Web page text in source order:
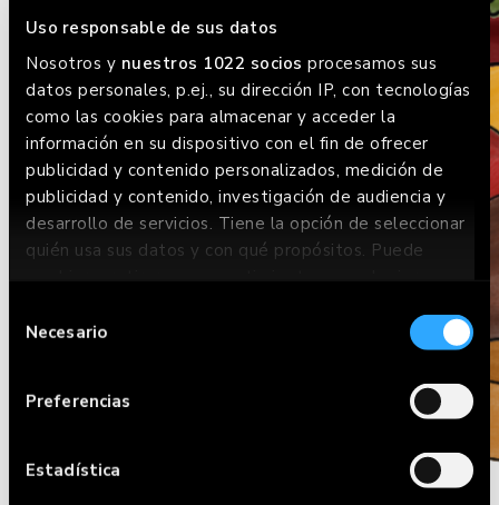
Uso responsable de sus datos
Nosotros y nuestros 1022 socios procesamos sus
datos personales, p.ej., su dirección IP, con tecnologías
como las cookies para almacenar y acceder la
información en su dispositivo con el fin de ofrecer
publicidad y contenido personalizados, medición de
publicidad y contenido, investigación de audiencia y
desarrollo de servicios. Tiene la opción de seleccionar
quién usa sus datos y con qué propósitos. Puede
cambiar o retirar su consentimiento en cualquier
en el Menú de consentimiento.
Recopilar información sobre su ubicación
varios metros
deNecesario
Preferencias
Estadística